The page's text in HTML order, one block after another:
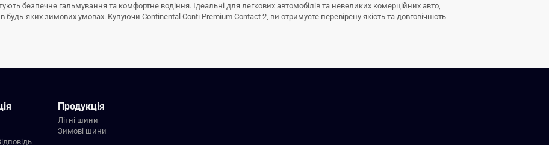
безпечне гальмування та комфортне водіння. Ідеальні для легкових автомобілів та невеликих комерційних авто,
яких зимових умовах. Купуючи Continental Conti Premium Contact 2, ви отримуєте перевірену якість та довговічність
Продукція
Літні шини
Зимові шини